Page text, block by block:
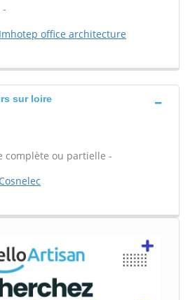
-
Imhotep office architecture
sur loire
complète ou partielle -
Cosnelec